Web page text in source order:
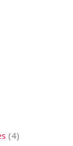
4